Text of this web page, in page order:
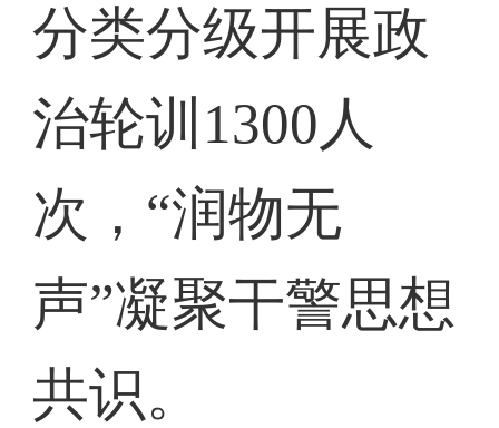
分类分级开展政
治轮训1300人
次，“润物无
声”凝聚干警思想
共识。